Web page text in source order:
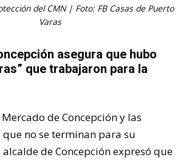
del CMN | Foto: FB Casas de Puerto
Varas
asegura que hubo
que trabajaron para la
de Concepción y las
no se terminan para su
de Concepción expresó que